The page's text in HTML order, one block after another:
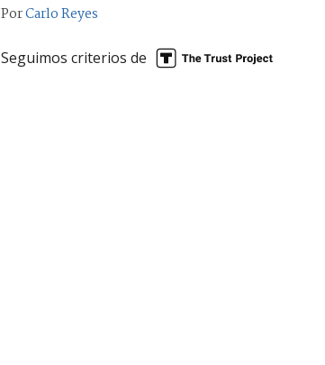
PorCarlo Reyes
Seguimos criterios de